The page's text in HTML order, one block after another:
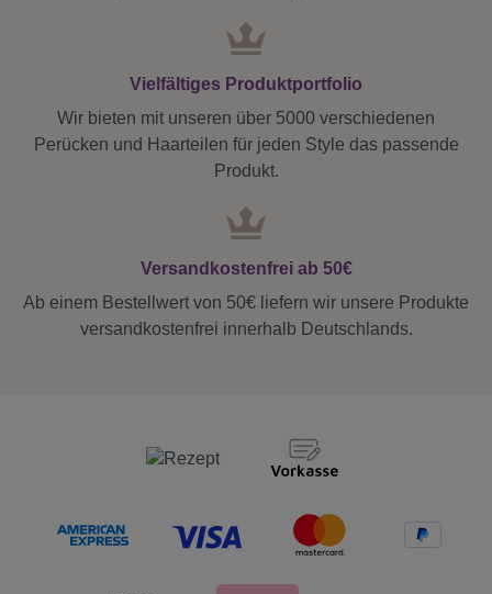
Vielfältiges Produktportfolio
Wir bieten mit unseren über 5000 verschiedenen
Perücken und Haarteilen für jeden Style das passende
Produkt.
Versandkostenfrei ab 50€
Ab einem Bestellwert von 50€ liefern wir unsere Produkte
versandkostenfrei innerhalb Deutschlands.